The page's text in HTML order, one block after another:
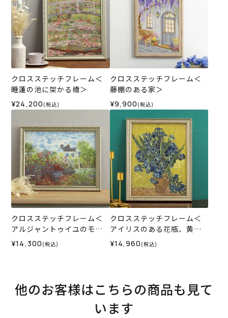
クロスステッチフレーム＜
睡蓮の池に架かる橋＞
¥24,200 (税込)
クロスステッチフレーム＜
藤棚のある家＞
¥9,900 (税込)
クロスステッチフレーム＜
アルジャントゥイユのモネ
の家（ダリアの咲く庭）＞
¥14,300 (税込)
クロスステッチフレーム＜
アイリスのある花瓶、黄色
い背景＞
¥14,960 (税込)
他のお客様はこちらの商品も見て
います